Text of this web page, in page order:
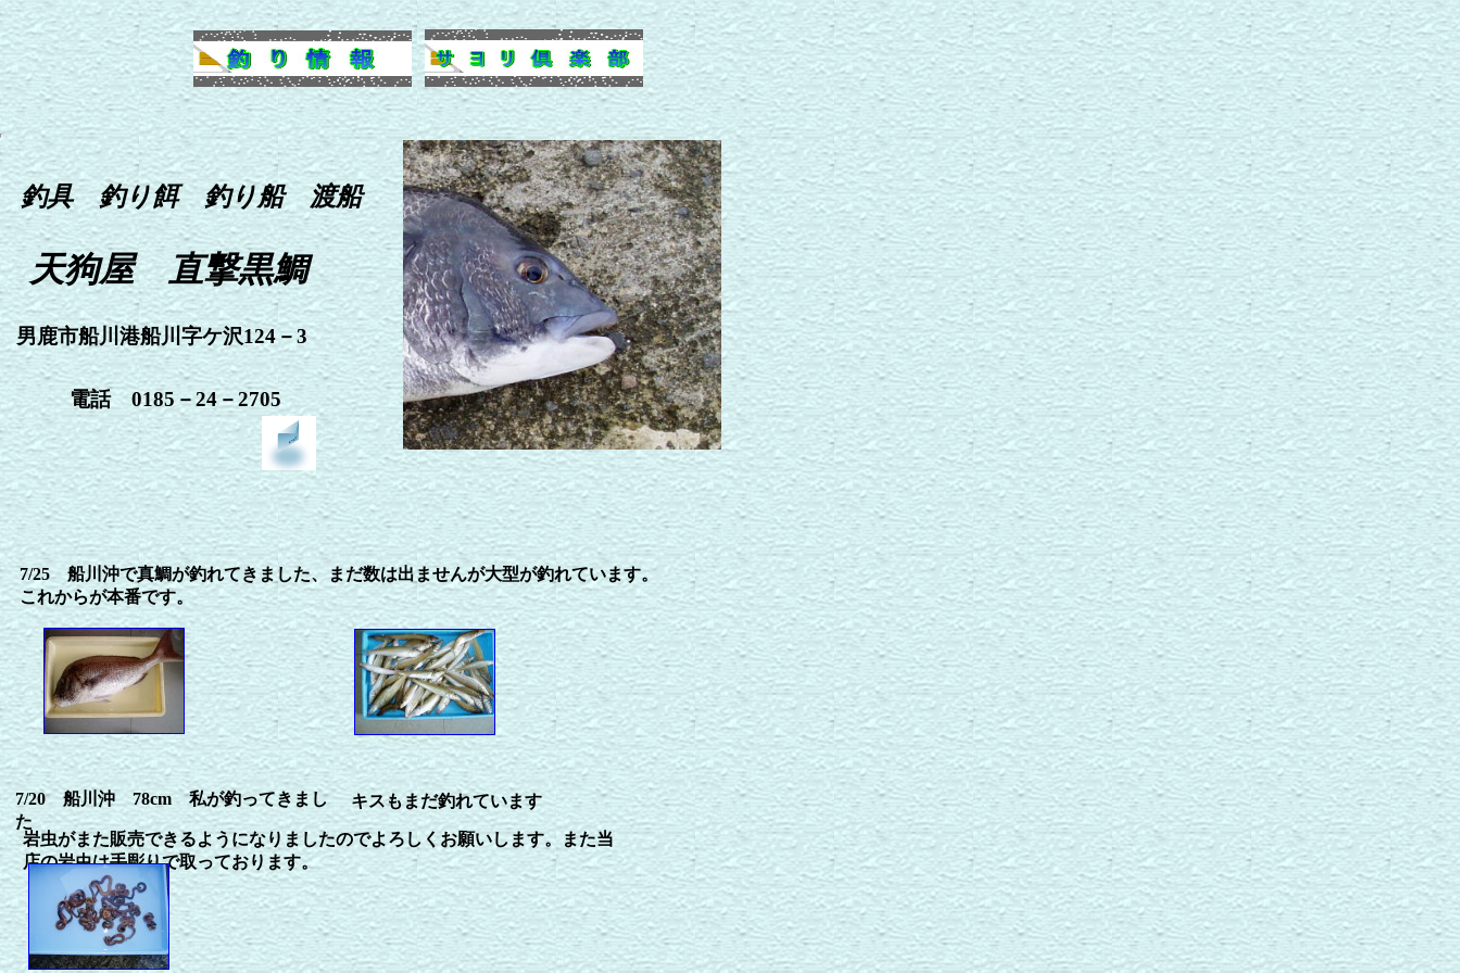
7/25 船川沖で真鯛が釣れてきました、まだ数は出ませんが大型が釣れています。
これからが本番です。
釣具 釣り餌 釣り船 渡船
天狗屋 直撃黒鯛
キスもまだ釣れています
7/20 船川沖 78cm 私が釣ってきまし
た
岩虫がまた販売できるようになりましたのでよろしくお願いします。また当
店の岩虫は手彫りで取っております。
男鹿市船川港船川字ケ沢124－3
電話 0185－24－2705